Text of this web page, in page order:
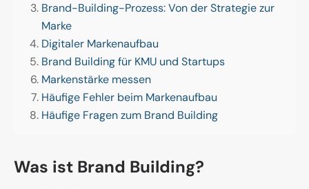
Brand-Building-Prozess: Von der Strategie zur
Marke
Digitaler Markenaufbau
Brand Building für KMU und Startups
Markenstärke messen
Häufige Fehler beim Markenaufbau
Häufige Fragen zum Brand Building
Was ist Brand Building?